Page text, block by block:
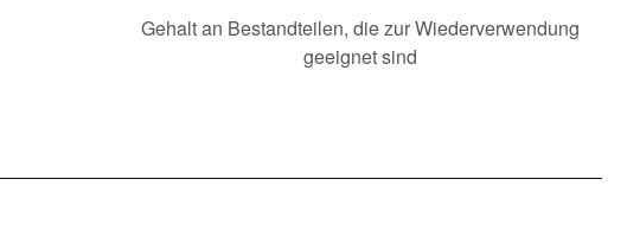
Gehalt an Bestandteilen, die zur Wiederverwendung
geeignet sind